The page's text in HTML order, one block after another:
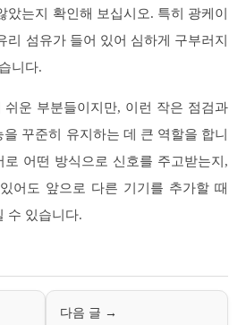
았는지 확인해 보십시오. 특히 광케이
리 섬유가 들어 있어 심하게 구부러지
니다.
운 부분들이지만, 이런 작은 점검과
꾸준히 유지하는 데 큰 역할을 합니
어떤 방식으로 신호를 주고받는지,
어도 앞으로 다른 기기를 추가할 때
수 있습니다.
다음 글 →